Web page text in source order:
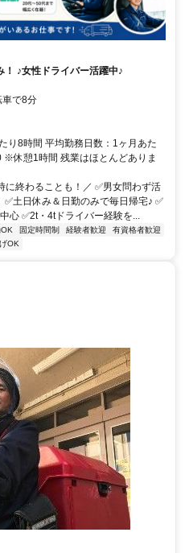
！ ♪女性ドライバー活躍中♪
車で8分
り8時間 平均勤務日数：1ヶ月あた
休憩1時間 残業はほとんどありま
終わることも！／ ✅男女問わず活
土日休み＆日勤のみで毎日帰宅♪ ✅
心 ✅2t・4tドライバー経験を...
固定時間制 経験者歓迎
有資格者歓迎
OK